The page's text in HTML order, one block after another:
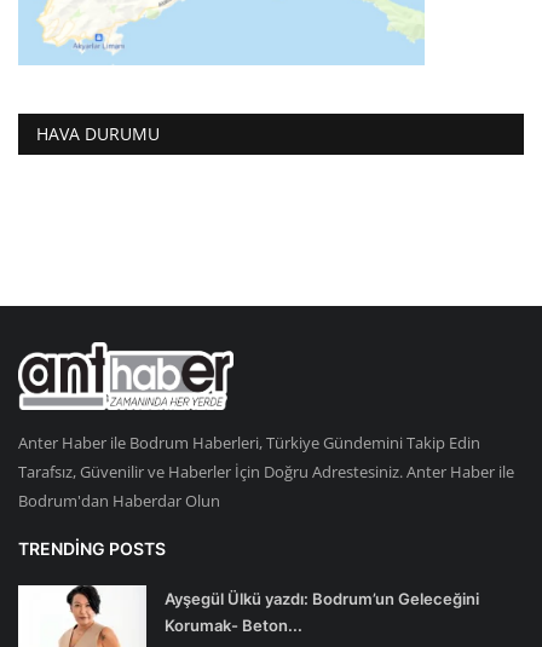
HAVA DURUMU
Anter Haber ile Bodrum Haberleri, Türkiye Gündemini Takip Edin
Tarafsız, Güvenilir ve Haberler İçin Doğru Adrestesiniz. Anter Haber ile
Bodrum'dan Haberdar Olun
TRENDING POSTS
Ayşegül Ülkü yazdı: Bodrum’un Geleceğini
Korumak- Beton...